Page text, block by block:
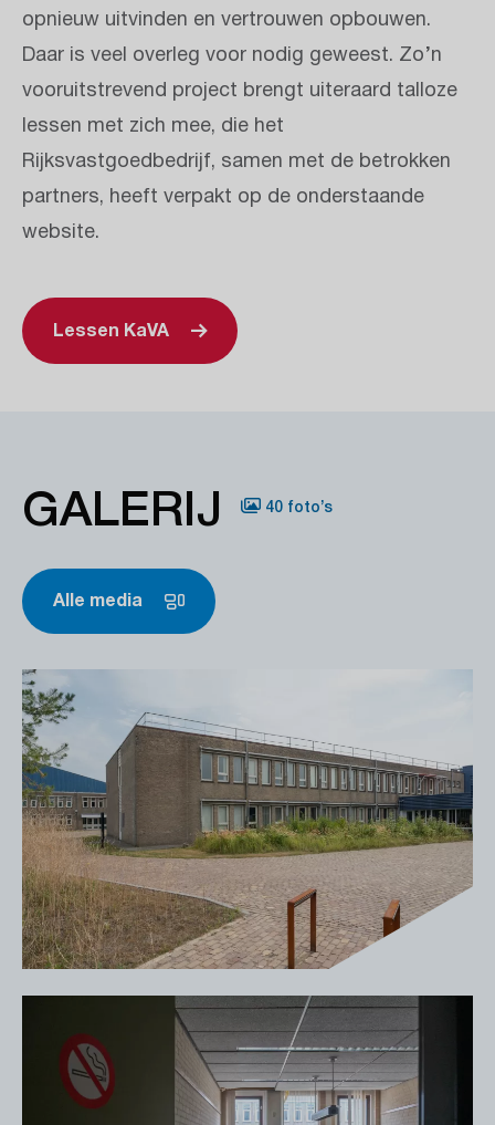
opnieuw uitvinden en vertrouwen opbouwen.
Daar is veel overleg voor nodig geweest. Zo’n
vooruitstrevend project brengt uiteraard talloze
lessen met zich mee, die het
Rijksvastgoedbedrijf, samen met de betrokken
partners, heeft verpakt op de onderstaande
website.
Lessen KaVA
GALERIJ 40 foto’s
Alle media